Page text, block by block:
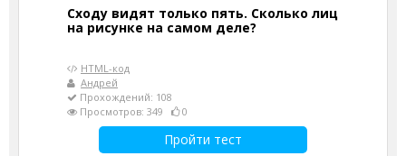
Сходу видят только пять. Сколько лиц
на рисунке на самом деле?
HTML-код
Андрей
Прохождений: 108
Просмотров: 349
0
Пройти тест